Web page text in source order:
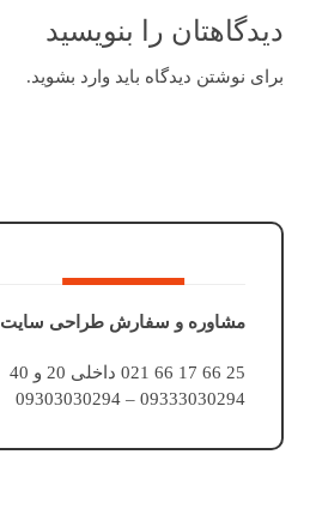
دیدگاهتان را بنویسید
برای نوشتن دیدگاه باید وارد بشوید.
مشاوره و سفارش طراحی سایت
25 66 17 66 021 داخلی 20 و 40
09333030294 – 09303030294